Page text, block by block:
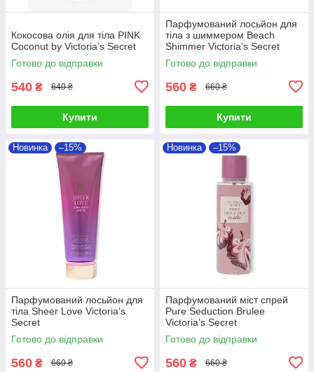
Кокосова олія для тіла PINK
Coconut by Victoria’s Secret
Готово до відправки
540 ₴ 640 ₴
Купити
Парфумований лосьйон для
тіла з шиммером Beach
Shimmer Victoria’s Secret
Готово до відправки
560 ₴ 660 ₴
Купити
Новинка –15%
Парфумований лосьйон для
тіла Sheer Love Victoria’s
Secret
Готово до відправки
560 ₴ 660 ₴
Новинка –15%
Парфумований міст спрей
Pure Seduction Brulee
Victoria’s Secret
Готово до відправки
560 ₴ 660 ₴